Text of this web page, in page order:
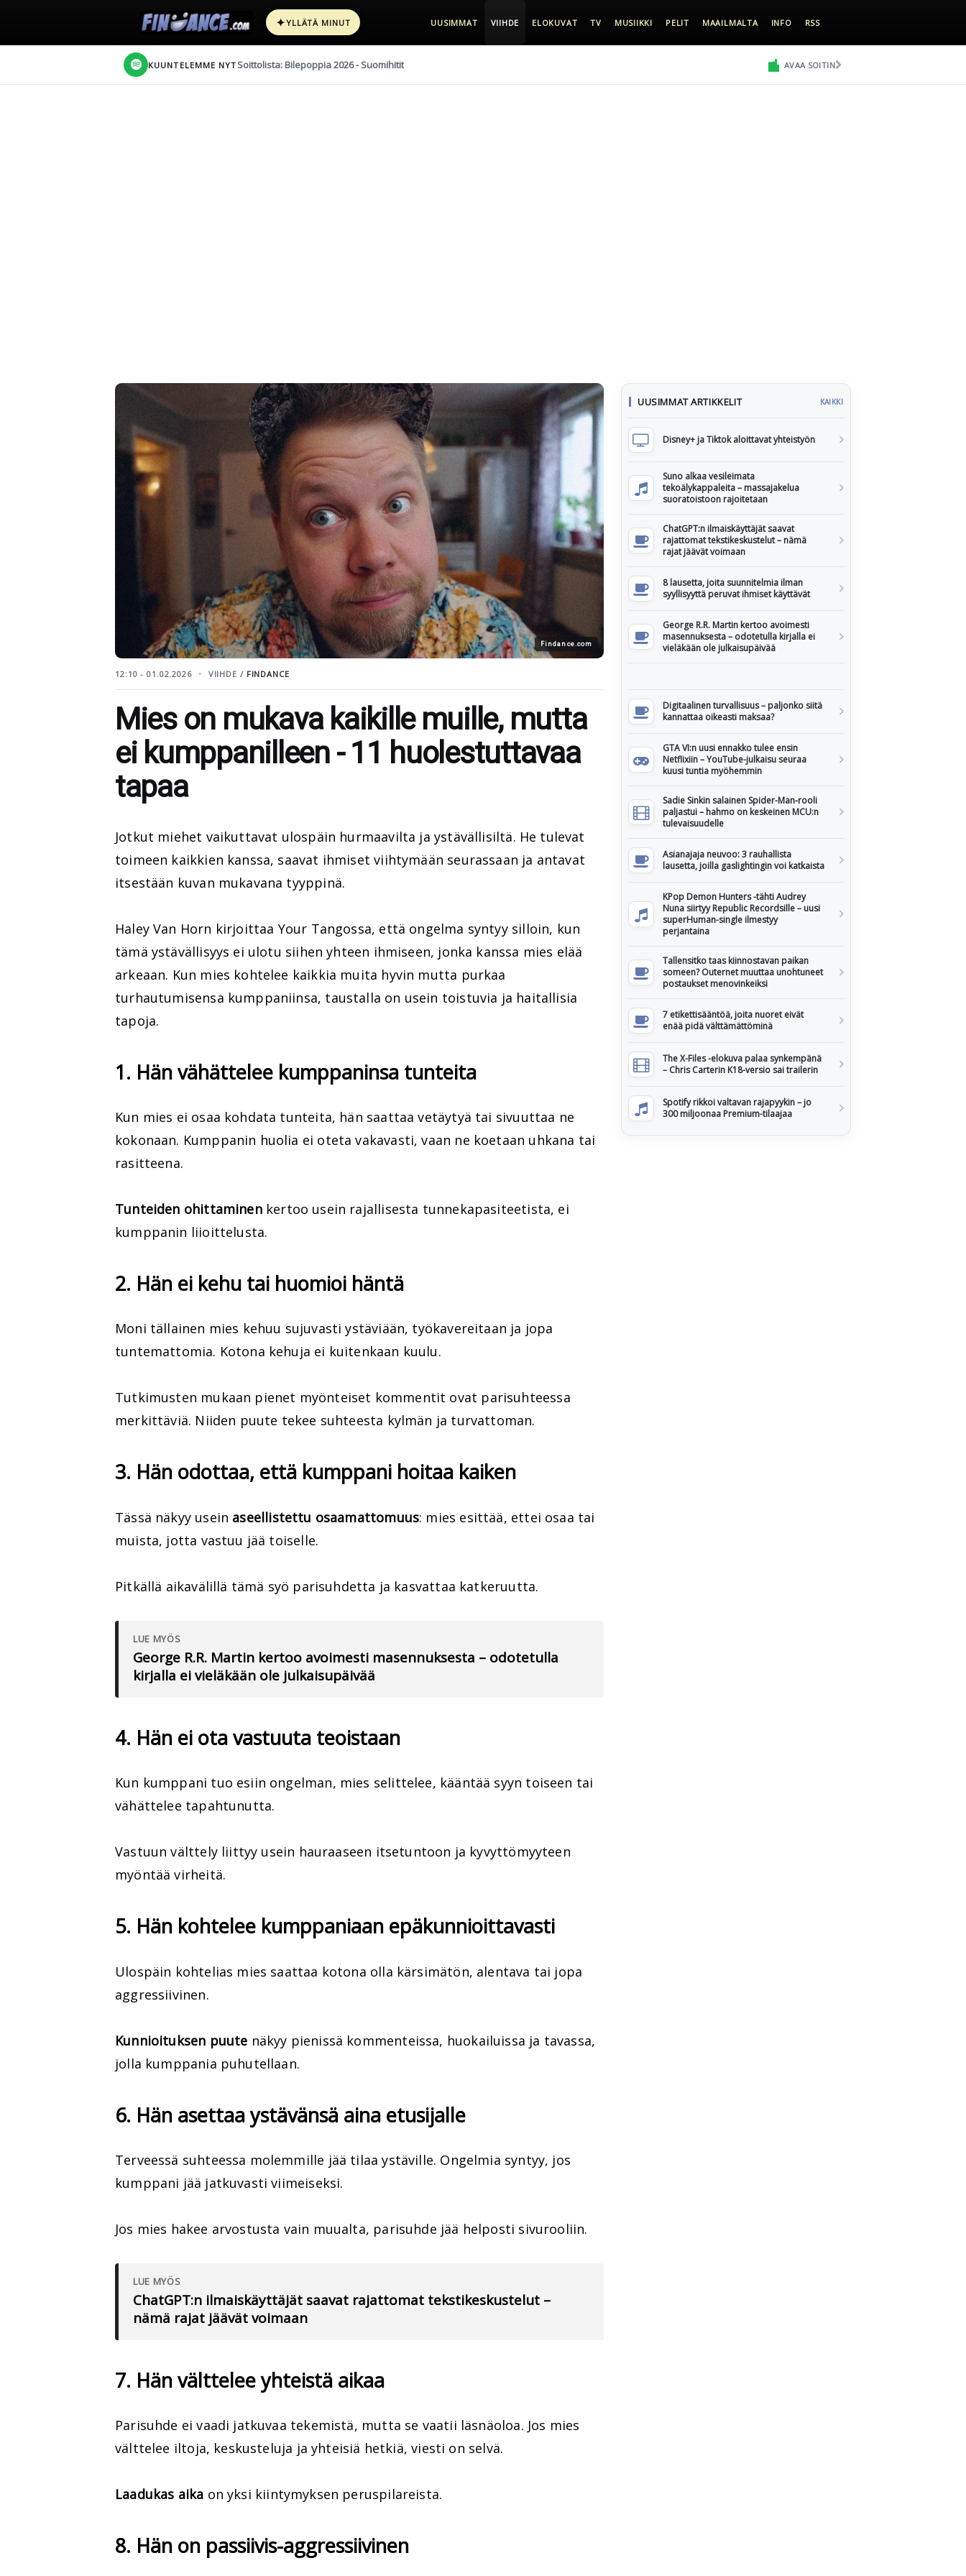
✦YLLÄTÄ MINUT UUSIMMAT VIIHDE ELOKUVAT TV MUSIIKKI PELIT MAAILMALTA INFO RSS
KUUNTELEMME NYT Soittolista: Bilepoppia 2026 - Suomihitit AVAA SOITIN
Findance.com
12:10 - 01.02.2026 VIIHDE / FINDANCE
Mies on mukava kaikille muille, mutta
ei kumppanilleen - 11 huolestuttavaa
tapaa
Jotkut miehet vaikuttavat ulospäin hurmaavilta ja ystävällisiltä. He tulevat
toimeen kaikkien kanssa, saavat ihmiset viihtymään seurassaan ja antavat
itsestään kuvan mukavana tyyppinä.
Haley Van Horn kirjoittaa Your Tangossa, että ongelma syntyy silloin, kun
tämä ystävällisyys ei ulotu siihen yhteen ihmiseen, jonka kanssa mies elää
arkeaan. Kun mies kohtelee kaikkia muita hyvin mutta purkaa
turhautumisensa kumppaniinsa, taustalla on usein toistuvia ja haitallisia
tapoja.
1. Hän vähättelee kumppaninsa tunteita
Kun mies ei osaa kohdata tunteita, hän saattaa vetäytyä tai sivuuttaa ne
kokonaan. Kumppanin huolia ei oteta vakavasti, vaan ne koetaan uhkana tai
rasitteena.
Tunteiden ohittaminenkertoo usein rajallisesta tunnekapasiteetista, ei
kumppanin liioittelusta.
2. Hän ei kehu tai huomioi häntä
Moni tällainen mies kehuu sujuvasti ystäviään, työkavereitaan ja jopa
tuntemattomia. Kotona kehuja ei kuitenkaan kuulu.
Tutkimusten mukaan pienet myönteiset kommentit ovat parisuhteessa
merkittäviä. Niiden puute tekee suhteesta kylmän ja turvattoman.
3. Hän odottaa, että kumppani hoitaa kaiken
Tässä näkyy usein aseellistettu osaamattomuus: mies esittää, ettei osaa tai
muista, jotta vastuu jää toiselle.
Pitkällä aikavälillä tämä syö parisuhdetta ja kasvattaa katkeruutta.
LUE MYÖS
George R.R. Martin kertoo avoimesti masennuksesta – odotetulla
kirjalla ei vieläkään ole julkaisupäivää
4. Hän ei ota vastuuta teoistaan
Kun kumppani tuo esiin ongelman, mies selittelee, kääntää syyn toiseen tai
vähättelee tapahtunutta.
Vastuun välttely liittyy usein hauraaseen itsetuntoon ja kyvyttömyyteen
myöntää virheitä.
5. Hän kohtelee kumppaniaan epäkunnioittavasti
Ulospäin kohtelias mies saattaa kotona olla kärsimätön, alentava tai jopa
aggressiivinen.
Kunnioituksen puute näkyy pienissä kommenteissa, huokailuissa ja tavassa,
jolla kumppania puhutellaan.
6. Hän asettaa ystävänsä aina etusijalle
Terveessä suhteessa molemmille jää tilaa ystäville. Ongelmia syntyy, jos
kumppani jää jatkuvasti viimeiseksi.
Jos mies hakee arvostusta vain muualta, parisuhde jää helposti sivurooliin.
LUE MYÖS
ChatGPT:n ilmaiskäyttäjät saavat rajattomat tekstikeskustelut –
nämä rajat jäävät voimaan
7. Hän välttelee yhteistä aikaa
Parisuhde ei vaadi jatkuvaa tekemistä, mutta se vaatii läsnäoloa. Jos mies
välttelee iltoja, keskusteluja ja yhteisiä hetkiä, viesti on selvä.
Laadukas aika on yksi kiintymyksen peruspilareista.
8. Hän on passiivis-aggressiivinen
UUSIMMAT ARTIKKELIT KAIKKI
Disney+ ja Tiktok aloittavat yhteistyön
Suno alkaa vesileimata
tekoälykappaleita – massajakelua
suoratoistoon rajoitetaan
ChatGPT:n ilmaiskäyttäjät saavat
rajattomat tekstikeskustelut – nämä
rajat jäävät voimaan
8 lausetta, joita suunnitelmia ilman
syyllisyyttä peruvat ihmiset käyttävät
George R.R. Martin kertoo avoimesti
masennuksesta – odotetulla kirjalla ei
vieläkään ole julkaisupäivää
Digitaalinen turvallisuus – paljonko siitä
kannattaa oikeasti maksaa?
GTA VI:n uusi ennakko tulee ensin
Netflixiin – YouTube-julkaisu seuraa
kuusi tuntia myöhemmin
Sadie Sinkin salainen Spider-Man-rooli
paljastui – hahmo on keskeinen MCU:n
tulevaisuudelle
Asianajaja neuvoo: 3 rauhallista
lausetta, joilla gaslightingin voi katkaista
KPop Demon Hunters -tähti Audrey
Nuna siirtyy Republic Recordsille – uusi
superHuman-single ilmestyy
perjantaina
Tallensitko taas kiinnostavan paikan
someen? Outernet muuttaa unohtuneet
postaukset menovinkeiksi
7 etikettisääntöä, joita nuoret eivät
enää pidä välttämättöminä
The X-Files -elokuva palaa synkempänä
– Chris Carterin K18-versio sai trailerin
Spotify rikkoi valtavan rajapyykin – jo
300 miljoonaa Premium-tilaajaa